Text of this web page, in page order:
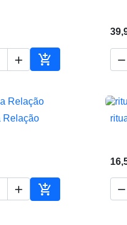
 
Adicionar ao

rápida
Relação
 
Adicionar ao
